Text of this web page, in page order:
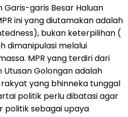
garis Besar Haluan
ini yang diutamakan adalah
bukan keterpilihan (
dimanipulasi melalui
MPR yang terdiri dari
Utusan Golongan adalah
yang bhinneka tunggal
politik perlu dibatasi agar
politik sebagai upaya